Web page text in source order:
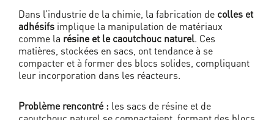
Dans l’industrie de la chimie, la fabrication de colles et
adhésifs implique la manipulation de matériaux
comme la résine et le caoutchouc naturel. Ces
matières, stockées en sacs, ont tendance à se
compacter et à former des blocs solides, compliquant
leur incorporation dans les réacteurs.
Problème rencontré : les sacs de résine et de